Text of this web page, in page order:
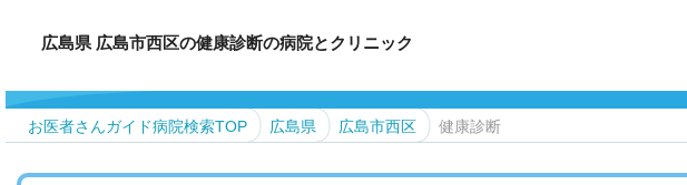
広島県 広島市西区の健康診断の病院とクリニック
お医者さんガイド病院検索TOP 広島県 広島市西区 健康診断